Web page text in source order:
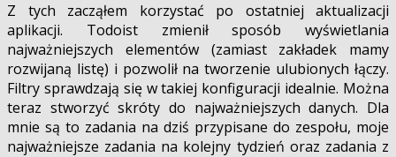
Z tych zacząłem korzystać po ostatniej aktualizacji
aplikacji. Todoist zmienił sposób wyświetlania
najważniejszych elementów (zamiast zakładek mamy
rozwijaną listę) i pozwolił na tworzenie ulubionych łączy.
Filtry sprawdzają się w takiej konfiguracji idealnie. Można
teraz stworzyć skróty do najważniejszych danych. Dla
mnie są to zadania na dziś przypisane do zespołu, moje
najważniejsze zadania na kolejny tydzień oraz zadania z